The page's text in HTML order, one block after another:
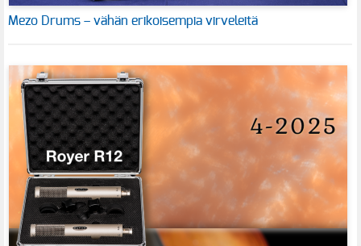
Mezo Drums – vähän erikoisempia virveleitä